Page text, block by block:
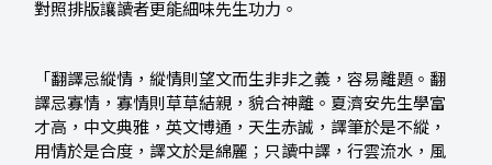
對照排版讓讀者更能細味先生功力。
「翻譯忌縱情，縱情則望文而生非非之義，容易離題。翻
譯忌寡情，寡情則草草結親，貌合神離。夏濟安先生學富
才高，中文典雅，英文博通，天生赤誠，譯筆於是不縱，
用情於是合度，譯文於是綿麗；只讀中譯，行雲流水，風